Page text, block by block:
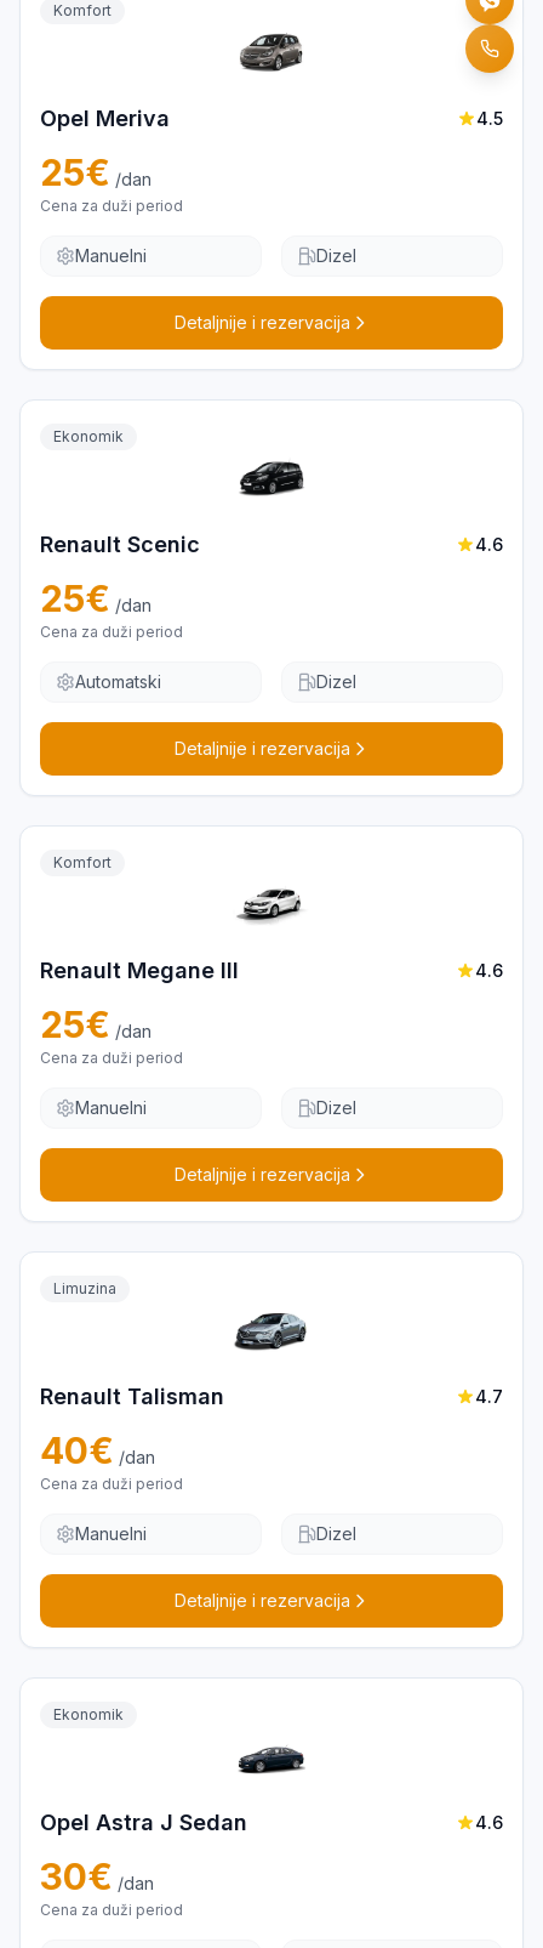
Komfort
Opel Meriva 4.5
25€ /dan
Cena za duži period
Manuelni Dizel
Detaljnije i rezervacija
Ekonomik
Renault Scenic 4.6
25€ /dan
Cena za duži period
Automatski Dizel
Detaljnije i rezervacija
Komfort
Renault Megane III 4.6
25€ /dan
Cena za duži period
Manuelni Dizel
Detaljnije i rezervacija
Limuzina
Renault Talisman 4.7
40€ /dan
Cena za duži period
Manuelni Dizel
Detaljnije i rezervacija
Ekonomik
Opel Astra J Sedan 4.6
30€ /dan
Cena za duži period